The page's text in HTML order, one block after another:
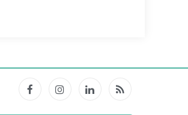
FacebookInstagramLinkedInRSS